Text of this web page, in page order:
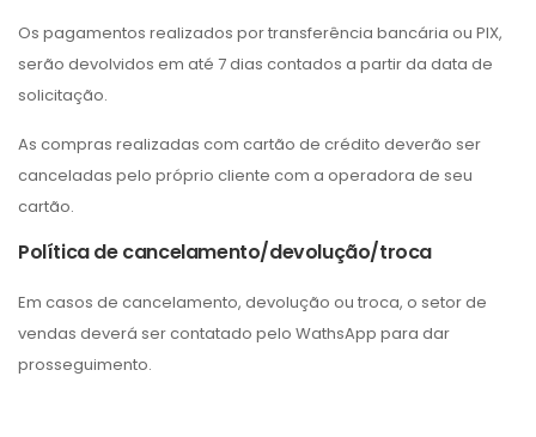
Os pagamentos realizados por transferência bancária ou PIX,
serão devolvidos em até 7 dias contados a partir da data de
solicitação.
As compras realizadas com cartão de crédito deverão ser
canceladas pelo próprio cliente com a operadora de seu
cartão.
Política de cancelamento/devolução/troca
Em casos de cancelamento, devolução ou troca, o setor de
vendas deverá ser contatado pelo WathsApp para dar
prosseguimento.